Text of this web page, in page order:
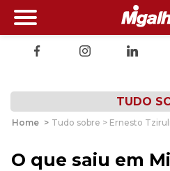
TUDO
Home > Tudo sobre > Ernesto
O que saiu em